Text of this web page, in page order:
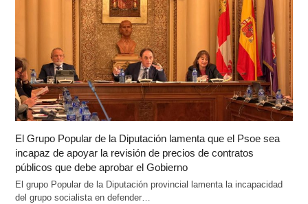
El Grupo Popular de la Diputación lamenta que el Psoe sea
incapaz de apoyar la revisión de precios de contratos
públicos que debe aprobar el Gobierno
El grupo Popular de la Diputación provincial lamenta la incapacidad
del grupo socialista en defender…